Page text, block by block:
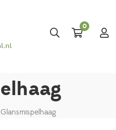
0
Glansmispelhaag